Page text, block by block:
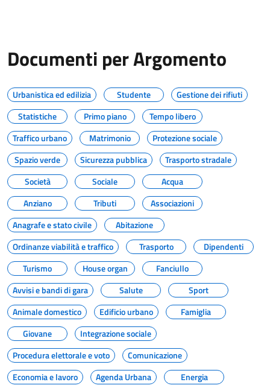
Documenti per Argomento
Urbanistica ed edilizia Studente
Gestione dei rifiuti
Statistiche
Primo piano
Tempo libero
Traffico urbano
Matrimonio
Protezione sociale
Spazio verde
Sicurezza pubblica
Trasporto stradale
Società
Sociale
Acqua
Anziano
Tributi
Associazioni
Anagrafe e stato civile
Abitazione
Ordinanze viabilità e traffico
Trasporto
Dipendenti
Turismo
House organ
Fanciullo
Avvisi e bandi di gara
Salute
Sport
Animale domestico
Edificio urbano
Famiglia
Giovane
Integrazione sociale
Procedura elettorale e voto
Comunicazione
Economia e lavoro
Agenda Urbana
Energia